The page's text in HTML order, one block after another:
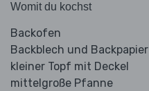
Womit du kochst
Backofen
Backblech und Backpapier
kleiner Topf mit Deckel
mittelgroße Pfanne